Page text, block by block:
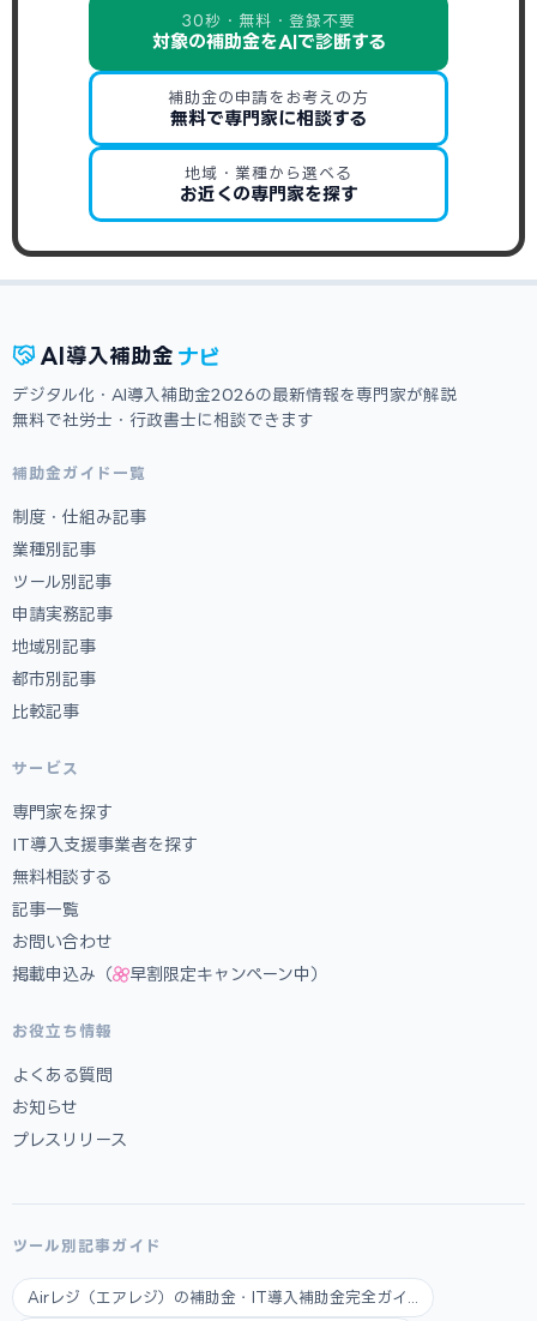
30秒・無料・登録不要
対象の補助金をAIで診断する
補助金の申請をお考えの方
無料で専門家に相談する
地域・業種から選べる
お近くの専門家を探す
AI 導入補助金 ナビ
デジタル化・AI導入補助金2026の最新情報を専門家が解説
無料で社労士・行政書士に相談できます
補助金ガイド一覧
制度・仕組み記事
業種別記事
ツール別記事
申請実務記事
地域別記事
都市別記事
比較記事
サービス
専門家を探す
IT導入支援事業者を探す
無料相談する
記事一覧
お問い合わせ
掲載申込み（
早割限定キャンペーン中）
お役立ち情報
よくある質問
お知らせ
プレスリリース
ツール別記事ガイド
Airレジ（エアレジ）の補助金・IT導入補助金完全ガイ...